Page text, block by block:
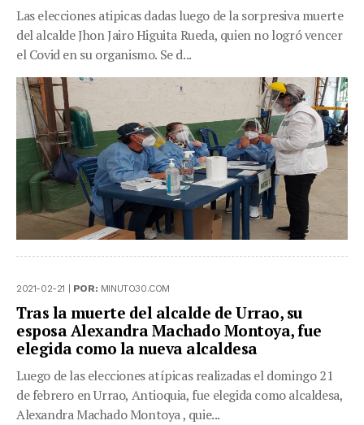
Las elecciones atipicas dadas luego de la sorpresiva muerte
del alcalde Jhon Jairo Higuita Rueda, quien no logró vencer
el Covid en su organismo. Se d...
2021-02-21 | POR: MINUTO30.COM
Tras la muerte del alcalde de Urrao, su
esposa Alexandra Machado Montoya, fue
elegida como la nueva alcaldesa
Luego de las elecciones atípicas realizadas el domingo 21
de febrero en Urrao, Antioquia, fue elegida como alcaldesa,
Alexandra Machado Montoya , quie...